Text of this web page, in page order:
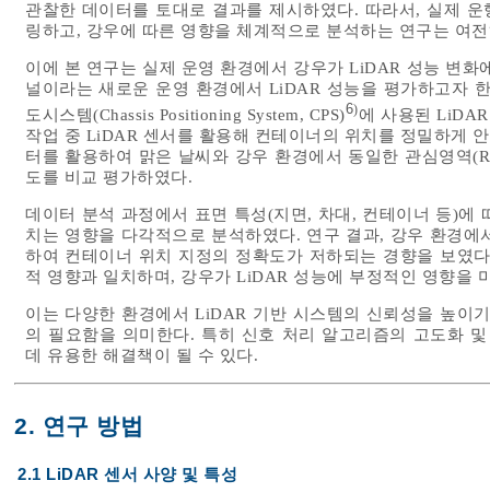
관찰한 데이터를 토대로 결과를 제시하였다. 따라서, 실제
링하고, 강우에 따른 영향을 체계적으로 분석하는 연구는 여
이에 본 연구는 실제 운영 환경에서 강우가 LiDAR 성능 변
널이라는 새로운 운영 환경에서 LiDAR 성능을 평가하고자
도시스템(Chassis Positioning System, CPS)6)에 사용된
작업 중 LiDAR 센서를 활용해 컨테이너의 위치를 정밀하게
터를 활용하여 맑은 날씨와 강우 환경에서 동일한 관심영역
도를 비교 평가하였다.
데이터 분석 과정에서 표면 특성(지면, 차대, 컨테이너 등)에
치는 영향을 다각적으로 분석하였다. 연구 결과, 강우 환경
하여 컨테이너 위치 지정의 정확도가 저하되는 경향을 보였
적 영향과 일치하며, 강우가 LiDAR 성능에 부정적인 영향을
이는 다양한 환경에서 LiDAR 기반 시스템의 신뢰성을 높이
의 필요함을 의미한다. 특히 신호 처리 알고리즘의 고도화
데 유용한 해결책이 될 수 있다.
2. 연구 방법
2.1 LiDAR 센서 사양 및 특성